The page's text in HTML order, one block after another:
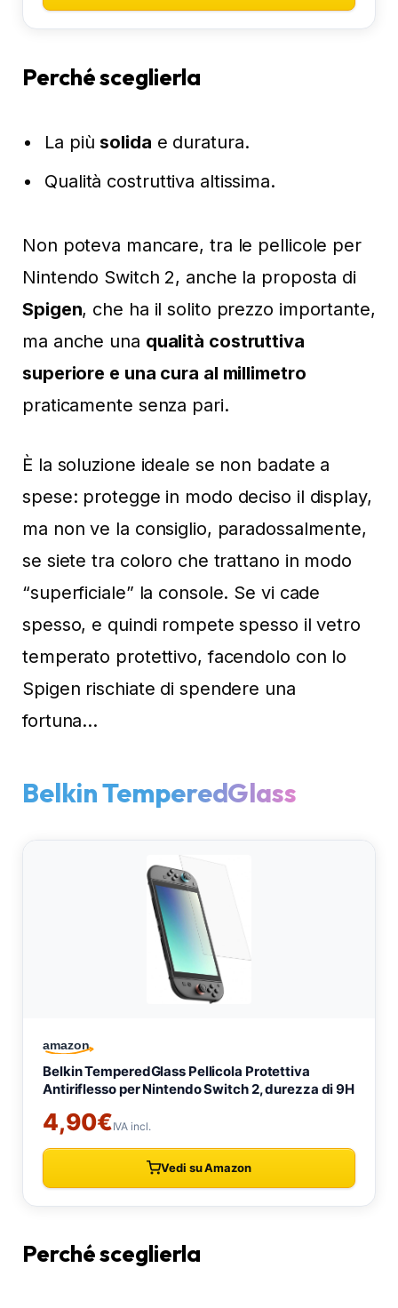
Perché sceglierla
La più solida e duratura.
Qualità costruttiva altissima.
Non poteva mancare, tra le pellicole per
Nintendo Switch 2, anche la proposta di
Spigen, che ha il solito prezzo importante,
ma anche una qualità costruttiva
superiore e una cura al millimetro
praticamente senza pari.
È la soluzione ideale se non badate a
spese: protegge in modo deciso il display,
ma non ve la consiglio, paradossalmente,
se siete tra coloro che trattano in modo
“superficiale” la console. Se vi cade
spesso, e quindi rompete spesso il vetro
temperato protettivo, facendolo con lo
Spigen rischiate di spendere una
fortuna…
Belkin TemperedGlass
Perché sceglierla